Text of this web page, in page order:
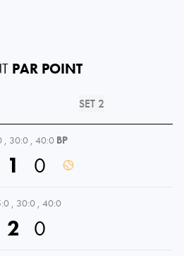
PAR POINT
SET 2
, 30:0 , 40:0 BP
1 0
, 30:0 , 40:0
2 0